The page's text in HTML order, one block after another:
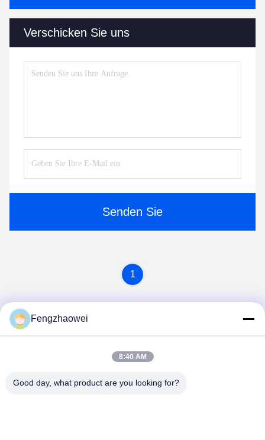
Verschicken Sie uns
Senden Sie
1
Shenzhen Fengzhaowei Technology Co.,Ltd
Fengzhaowei
8:40 AM
Good day, what product are you looking for?